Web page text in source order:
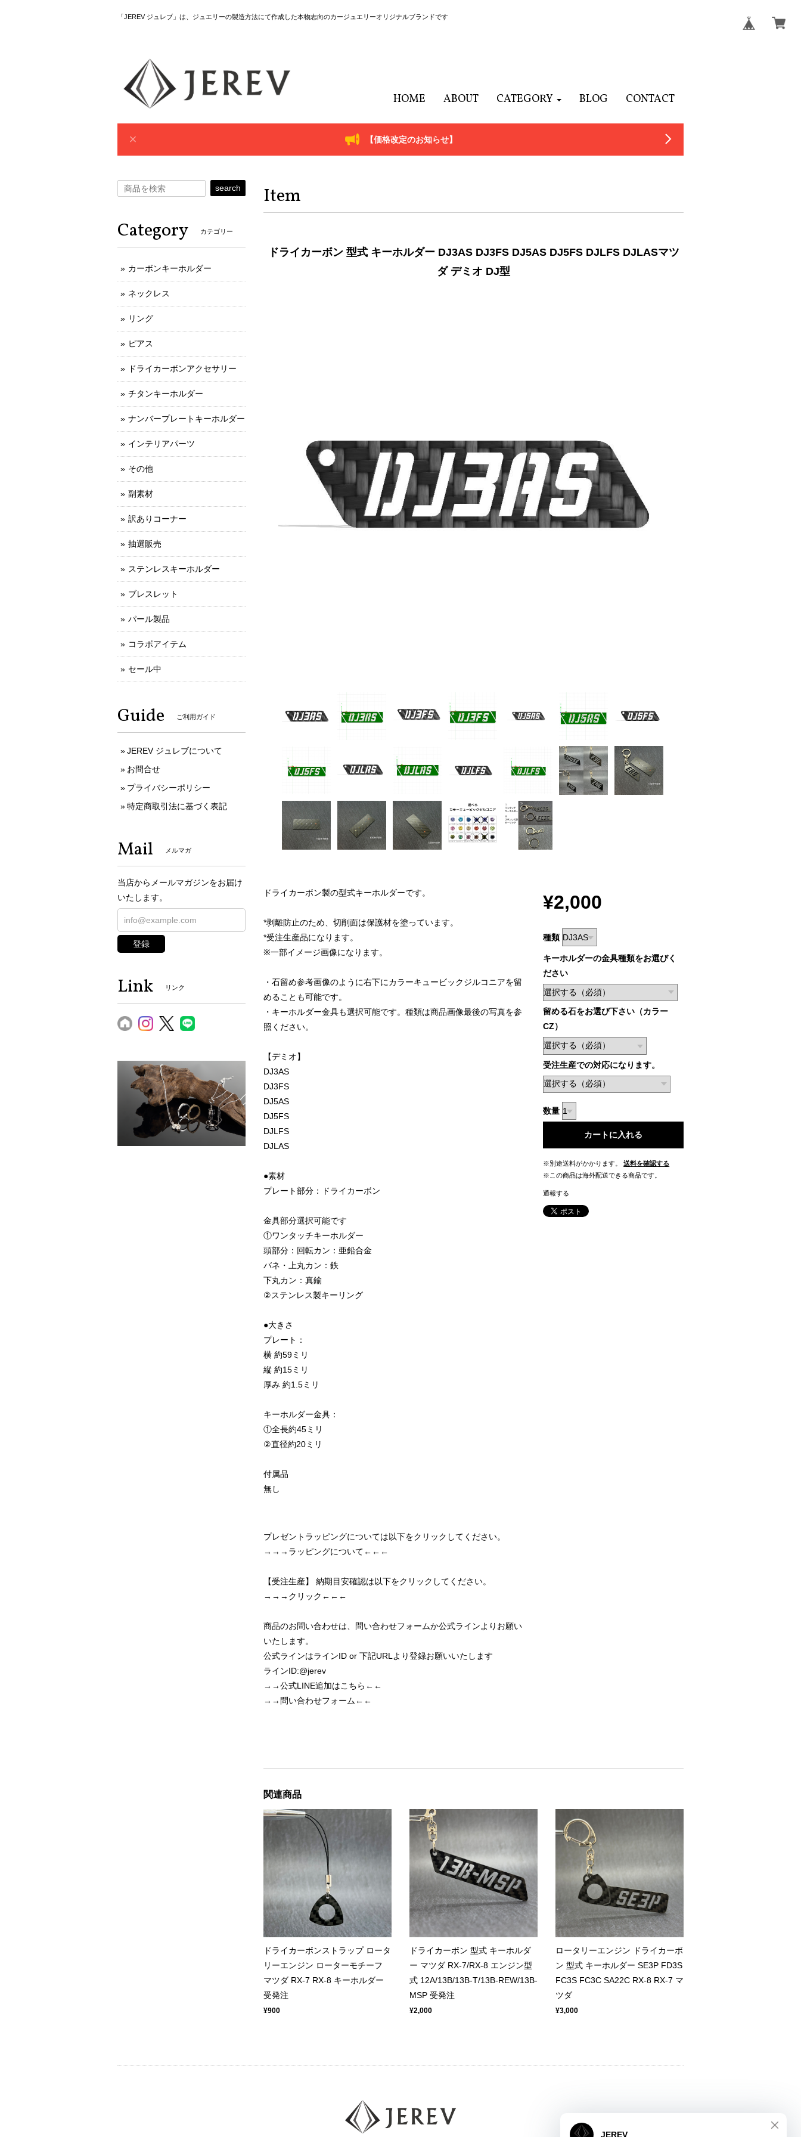
「JEREV ジュレブ」は、ジュエリーの製造方法にて作成した本物志向のカージュエリーオリジナルブランドです
HOME ABOUT CATEGORY BLOG CONTACT
【価格改定のお知らせ】
Item
ドライカーボン 型式 キーホルダー DJ3AS DJ3FS DJ5AS DJ5FS DJLFS DJLASマツ
ダ デミオ DJ型
ドライカーボン製の型式キーホルダーです。
*剥離防止のため、切削面は保護材を塗っています。
*受注生産品になります。
※一部イメージ画像になります。
・石留め参考画像のように右下にカラーキュービックジルコニアを留
めることも可能です。
・キーホルダー金具も選択可能です。種類は商品画像最後の写真を参
照ください。
【デミオ】
DJ3AS
DJ3FS
DJ5AS
DJ5FS
DJLFS
DJLAS
●素材
プレート部分：ドライカーボン
金具部分選択可能です
①ワンタッチキーホルダー
頭部分：回転カン：亜鉛合金
バネ・上丸カン：鉄
下丸カン：真鍮
②ステンレス製キーリング
●大きさ
プレート：
横 約59ミリ
縦 約15ミリ
厚み 約1.5ミリ
キーホルダー金具：
①全長約45ミリ
②直径約20ミリ
付属品
無し
プレゼントラッピングについては以下をクリックしてください。
→→→ラッピングについて←←←
【受注生産】 納期目安確認は以下をクリックしてください。
→→→クリック←←←
商品のお問い合わせは、問い合わせフォームか公式ラインよりお願い
いたします。
公式ラインはラインID or 下記URLより登録お願いいたします
ラインID:@jerev
→→公式LINE追加はこちら←←
→→問い合わせフォーム←←
¥2,000
種類
キーホルダーの金具種類をお選びく
ださい
留める石をお選び下さい（カラー
CZ）
受注生産での対応になります。
数量
カートに入れる
※別途送料がかかります。
送料を確認する
※この商品は海外配送できる商品です。
通報する
関連商品
ドライカーボンストラップ ロータ
リーエンジン ローターモチーフ
マツダ RX-7 RX-8 キーホルダー
受発注
¥900
ドライカーボン 型式 キーホルダ
ー マツダ RX-7/RX-8 エンジン型
式 12A/13B/13B-T/13B-REW/13B-
MSP 受発注
¥2,000
ロータリーエンジン ドライカーボ
ン 型式 キーホルダー SE3P FD3S
FC3S FC3C SA22C RX-8 RX-7 マ
ツダ
¥3,000
search
Category カテゴリー
カーボンキーホルダー
ネックレス
リング
ピアス
ドライカーボンアクセサリー
チタンキーホルダー
ナンバープレートキーホルダー
インテリアパーツ
その他
副素材
訳ありコーナー
抽選販売
ステンレスキーホルダー
ブレスレット
パール製品
コラボアイテム
セール中
Guide ご利用ガイド
JEREV ジュレブについて
お問合せ
プライバシーポリシー
特定商取引法に基づく表記
Mail メルマガ
当店からメールマガジンをお届け
いたします。
登録
Link リンク